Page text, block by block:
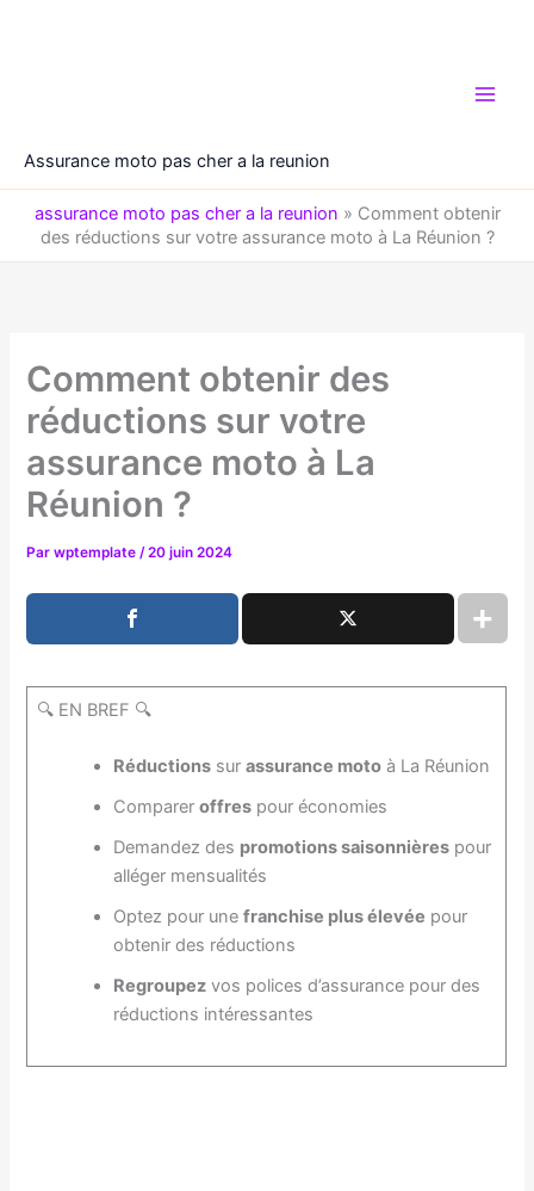
Assurance moto pas cher a la reunion
assurance moto pas cher a la reunion » Comment obtenir
des réductions sur votre assurance moto à La Réunion ?
Comment obtenir des
réductions sur votre
assurance moto à La
Réunion ?
Parwptemplate/20 juin 2024
🔍 EN BREF 🔍
Réductionssur assurance motoà La Réunion
Comparer offrespour économies
Demandez des promotions saisonnièrespour
alléger mensualités
Optez pour une franchise plus élevée pour
obtenir des réductions
Regroupezvos polices d’assurance pour des
réductions intéressantes